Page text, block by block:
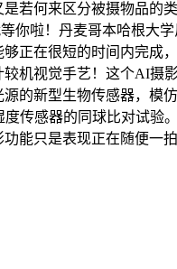
若何来区分被摄物品
你啦！丹麦哥本哈根
正在很短的时间内完
机视觉手艺！这个AI
的新型生物传感器，
传感器的同球比对试
能只是表现正在随便一